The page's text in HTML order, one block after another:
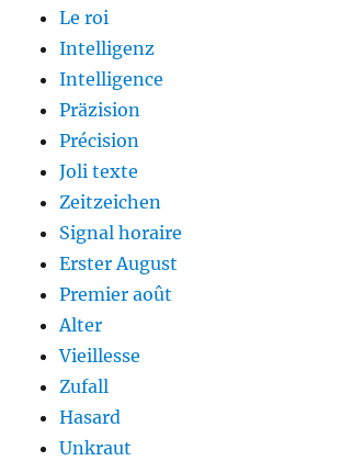
Le roi
Intelligenz
Intelligence
Präzision
Précision
Joli texte
Zeitzeichen
Signal horaire
Erster August
Premier août
Alter
Vieillesse
Zufall
Hasard
Unkraut